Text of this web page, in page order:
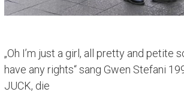
„Oh I’m just a girl, all pretty and petite
have any rights“ sang Gwen Stefani
JUCK, die